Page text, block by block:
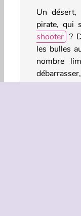
Un désert,
pirate, qui
shooter ?
les bulles
nombre
de rocher !